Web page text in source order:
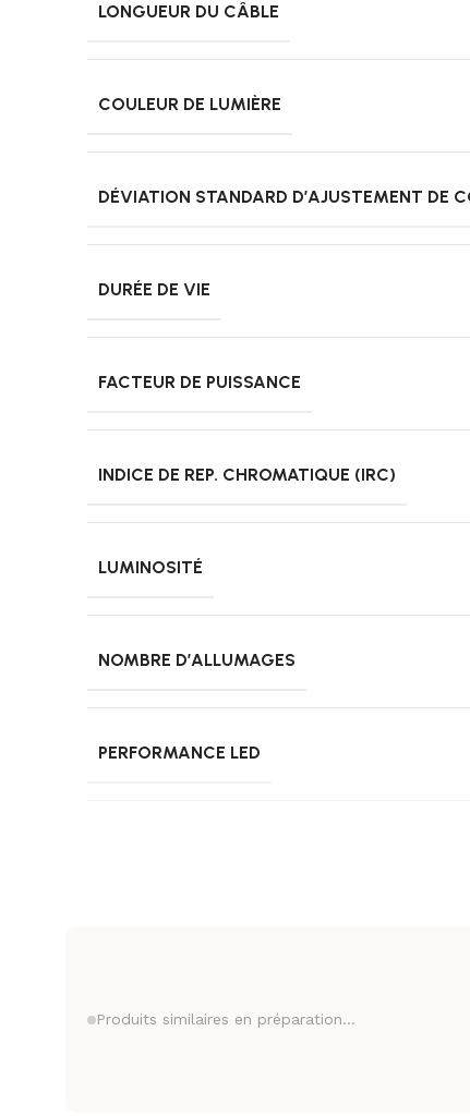
LONGUEUR DU CÂBLE
COULEUR DE LUMIÈRE
DÉVIATION STANDARD D’AJUSTEMENT DE
DURÉE DE VIE
FACTEUR DE PUISSANCE
INDICE DE REP. CHROMATIQUE (IRC)
LUMINOSITÉ
NOMBRE D’ALLUMAGES
PERFORMANCE LED
CLASSE ISOLATION ÉLECTRIQUE
Produits similaires